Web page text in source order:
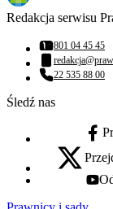
Redakcja serwisu
Numer telefonu:
801 04 45 45
Adres email:
Numer telefonu:
22 535 88 00
Śledź nas
x - otwiera